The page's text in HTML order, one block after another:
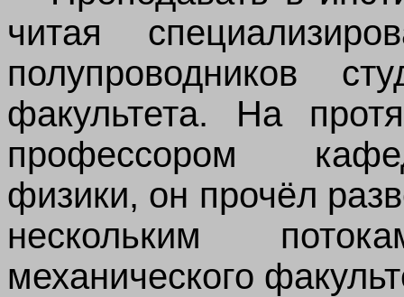
читая
полупроводников
факультета. На
профессором
физики, он прочёл
нескольким
механического